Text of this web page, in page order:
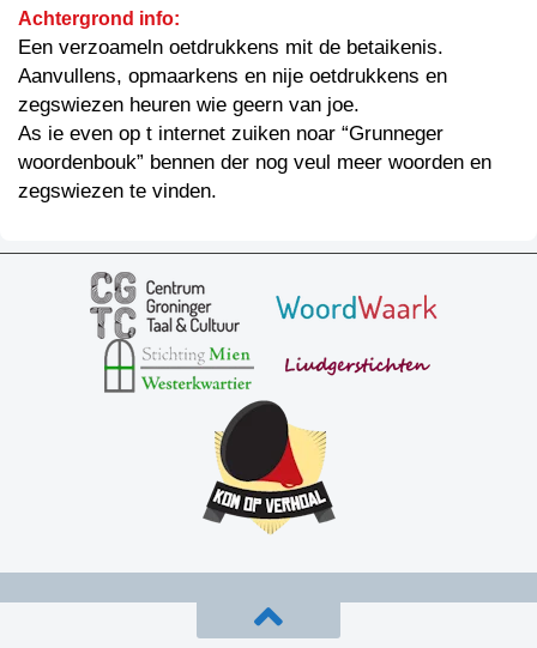
Achtergrond info:
Een verzoameln oetdrukkens mit de betaikenis.
Aanvullens, opmaarkens en nije oetdrukkens en
zegswiezen heuren wie geern van joe.
As ie even op t internet zuiken noar “Grunneger
woordenbouk” bennen der nog veul meer woorden en
zegswiezen te vinden.